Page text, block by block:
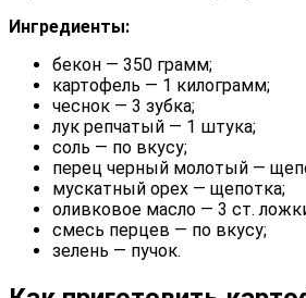
Ингредиенты:
бекон — 350 грамм;
картофель — 1 килограмм;
чеснок — 3 зубка;
лук репчатый — 1 штука;
соль — по вкусу;
перец черный молотый —
мускатный орех — щепотка;
оливковое масло — 3 ст.
смесь перцев — по вкусу;
зелень — пучок.